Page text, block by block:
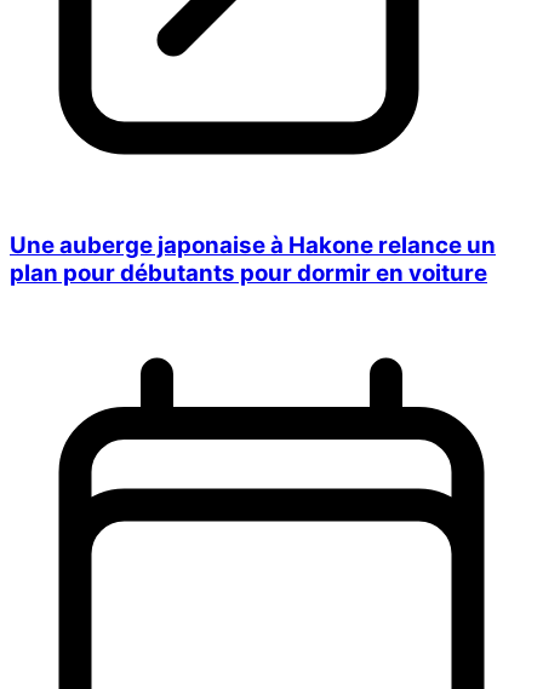
Une auberge japonaise à Hakone relance un
plan pour débutants pour dormir en voiture